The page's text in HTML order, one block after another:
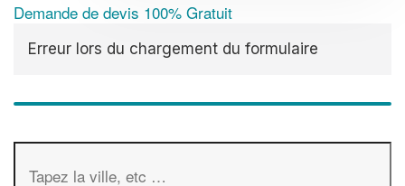
Demande de devis 100% Gratuit
Erreur lors du chargement du formulaire